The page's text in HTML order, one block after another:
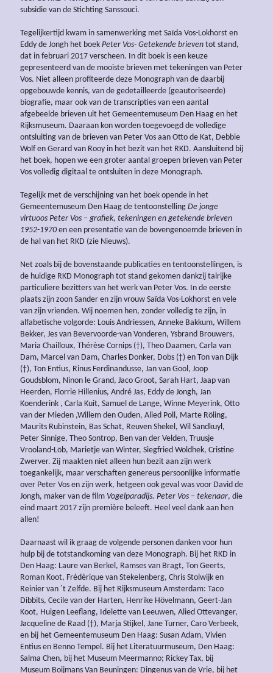
subsidie van de Stichting Sanssouci.
Tegelijkertijd kwam in samenwerking met Saïda Vos-Lokhorst en
Eddy de Jongh het boek Peter Vos- Getekende brieven tot stand,
dat in februari 2017 verscheen. In dit boek is een keuze
gepresenteerd van de mooiste brieven met tekeningen van Peter
Vos. Niet alleen profiteerde deze Monograph van de daarbij
opgebouwde kennis, van de gedetailleerde (geautoriseerde)
biografie, maar ook van de transcripties van een aantal
afgebeelde brieven uit het Gemeentemuseum Den Haag en het
Rijksmuseum. Daaraan kon worden toegevoegd de volledige
ontsluiting van de brieven van Peter Vos aan Otto de Kat, Debbie
Wolf en Gerard van Rooy in het bezit van het RKD. Aansluitend bij
het boek, hopen we een groter aantal groepen brieven van Peter
Vos volledig digitaal te ontsluiten in deze Monograph.
Tegelijk met de verschijning van het boek opende in het
Gemeentemuseum Den Haag de tentoonstelling De jonge
virtuoos Peter Vos – grafiek, tekeningen en getekende brieven
1952-1970en een presentatie van de bovengenoemde brieven in
de hal van het RKD (zie Nieuws).
Net zoals bij de bovenstaande publicaties en tentoonstellingen, is
de huidige RKD Monograph tot stand gekomen dankzij talrijke
particuliere bezitters van het werk van Peter Vos. In de eerste
plaats zijn zoon Sander en zijn vrouw Saïda Vos-Lokhorst en vele
van zijn vrienden. Wij noemen hen, zonder volledig te zijn, in
alfabetische volgorde: Louis Andriessen, Anneke Bakkum, Willem
Bekker, Jes van Bevervoorde-van Vonderen, Ysbrand Brouwers,
Maria Chailloux, Thérèse Cornips (†), Theo Daamen, Carla van
Dam, Marcel van Dam, Charles Donker, Dobs (†) en Ton van Dijk
(†), Ton Entius, Rinus Ferdinandusse, Jan van Gool, Joop
Goudsblom, Ninon le Grand, Jaco Groot, Sarah Hart, Jaap van
Heerden, Florrie Hillenius, André Jas, Eddy de Jongh, Jan
Koenderink , Carla Kuit, Samuel de Lange, Winne Meyerink, Otto
van der Mieden ,Willem den Ouden, Alied Poll, Marte Röling,
Maurits Rubinstein, Bas Schat, Reuven Shekel, Wil Sandkuyl,
Peter Sinnige, Theo Sontrop, Ben van der Velden, Truusje
Vrooland-Löb, Marietje van Winter, Siegfried Woldhek, Cristine
Zwerver. Zij maakten niet alleen hun bezit aan zijn werk
toegankelijk, maar verschaften genereus persoonlijke informatie
over Peter Vos en zijn werk, hetgeen ook geval was voor David de
Jongh, maker van de film Vogelparadijs. Peter Vos – tekenaar, die
eind maart 2017 zijn première beleeft. Heel veel dank aan hen
allen!
Daarnaast wil ik graag de volgende personen danken voor hun
hulp bij de totstandkoming van deze Monograph. Bij het RKD in
Den Haag: Laure van Berkel, Ramses van Bragt, Ton Geerts,
Roman Koot, Frédèrique van Stekelenberg, Chris Stolwijk en
Reinier van ´t Zelfde. Bij het Rijksmuseum Amsterdam: Taco
Dibbits, Cecile van der Harten, Henrike Hövelmann, Geert-Jan
Koot, Huigen Leeflang, Idelette van Leeuwen, Alied Ottevanger,
Jacqueline de Raad (†), Marja Stijkel, Jane Turner, Caro Verbeek,
en bij het Gemeentemuseum Den Haag: Susan Adam, Vivien
Entius en Benno Tempel. Bij het Literatuurmuseum, Den Haag:
Salma Chen, bij het Museum Meermanno; Rickey Tax, bij
Museum Boijmans Van Beuningen: Dingenus van de Vrie, bij het